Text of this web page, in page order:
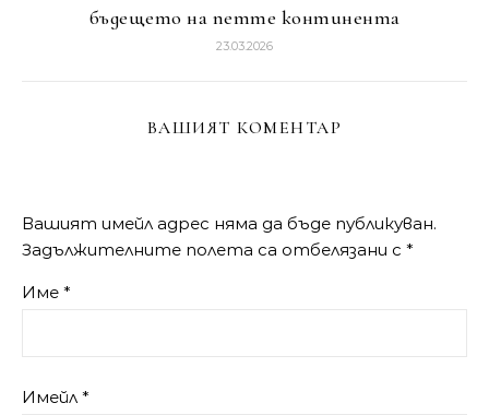
бъдещето на петте континента
23.03.2026
ВАШИЯТ КОМЕНТАР
Вашият имейл адрес няма да бъде публикуван.
Задължителните полета са отбелязани с *
Име *
Имейл *